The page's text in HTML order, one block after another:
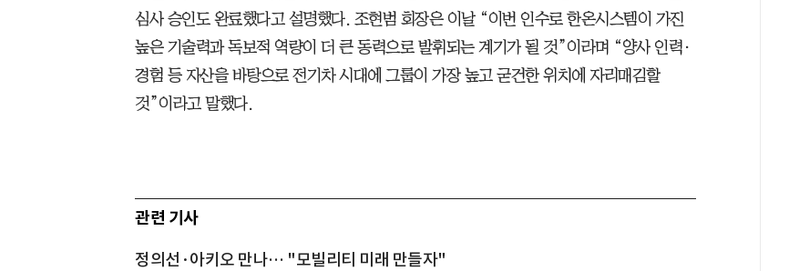
심사 승인도 완료했다고 설명했다. 조현범 회장은 이날 “이번 인수로 한온시스템이 가진
높은 기술력과 독보적 역량이 더 큰 동력으로 발휘되는 계기가 될 것”이라며 “양사 인력·
경험 등 자산을 바탕으로 전기차 시대에 그룹이 가장 높고 굳건한 위치에 자리매김할
것”이라고 말했다.
관련 기사
정의선·아키오 만나… "모빌리티 미래 만들자"